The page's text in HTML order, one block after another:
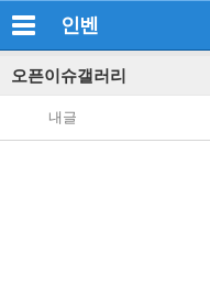
인벤
오픈이슈갤러리
내글